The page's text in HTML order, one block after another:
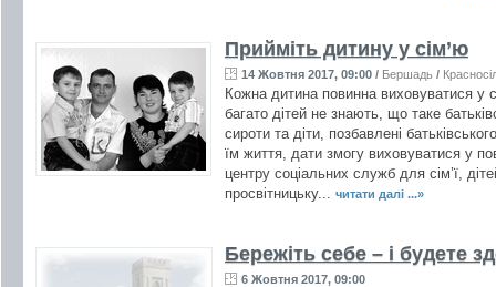
Прийміть дитину у сім’ю
14 Жовтня 2017, 09:00 / Бершадь /
Кожна дитина повинна виховуватися у
багато дітей не знають, що таке
сироти та діти, позбавлені
їм життя, дати змогу виховуватися у
центру соціальних служб для сім’ї,
просвітницьку...
читати далі ...»
Бережіть себе – і будете
6 Жовтня 2017, 09:00